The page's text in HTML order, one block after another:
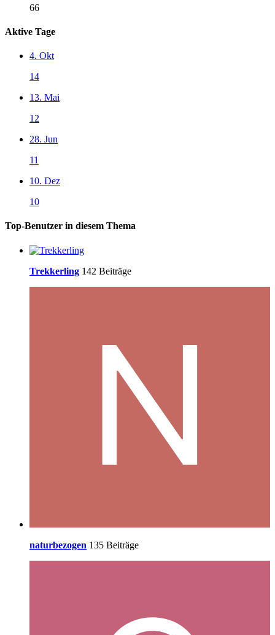
66
Aktive Tage
4. Okt
14
13. Mai
12
28. Jun
11
10. Dez
10
Top-Benutzer in diesem Thema
Trekkerling 142 Beiträge
naturbezogen 135 Beiträge